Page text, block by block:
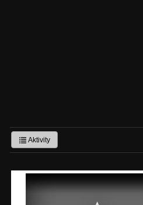
Aktivity